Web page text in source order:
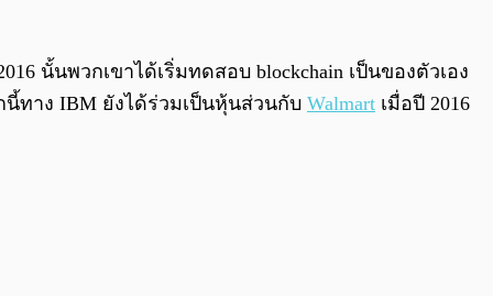
นั้นพวกเขาได้เริ่มทดสอบ blockchain เป็นของตัวเอง
ทาง IBM ยังได้ร่วมเป็นหุ้นส่วนกับ Walmart เมื่อปี 2016